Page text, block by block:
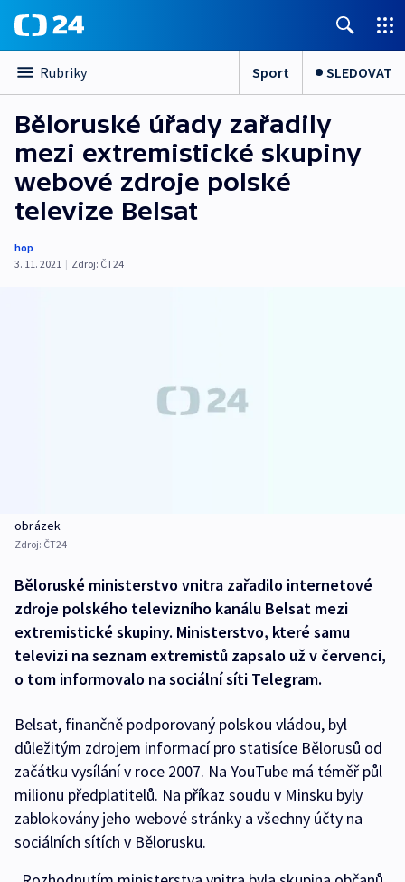
Rubriky Sport SLEDOVAT
Běloruské úřady zařadily
mezi extremistické skupiny
webové zdroje polské
televize Belsat
hop
3. 11. 2021 | Zdroj: ČT24
obrázek
Zdroj: ČT24
Běloruské ministerstvo vnitra zařadilo internetové
zdroje polského televizního kanálu Belsat mezi
extremistické skupiny. Ministerstvo, které samu
televizi na seznam extremistů zapsalo už v červenci,
o tom informovalo na sociální síti Telegram.
Belsat, finančně podporovaný polskou vládou, byl
důležitým zdrojem informací pro statisíce Bělorusů od
začátku vysílání v roce 2007. Na YouTube má téměř půl
milionu předplatitelů. Na příkaz soudu v Minsku byly
zablokovány jeho webové stránky a všechny účty na
sociálních sítích v Bělorusku.